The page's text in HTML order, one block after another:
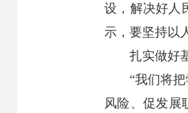
设，解决好人
示，要坚持以
扎实做好
“我们将
风险、促发展